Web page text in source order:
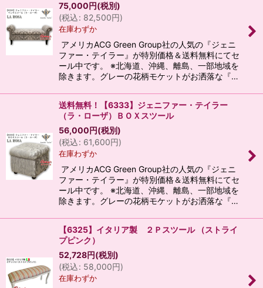
75,000円(税別)
(税込: 82,500円)
在庫わずか
アメリカACG Green Group社の人気の『ジェニ
ファー・テイラー』が特別価格＆送料無料にてセ
ール中です。 ※北海道、沖縄、離島、一部地域を
除きます。グレーの花柄モケットがお洒落な『…
送料無料！【6333】ジェニファー・テイラー
（ラ・ローザ）ＢＯＸスツール
56,000円(税別)
(税込: 61,600円)
在庫わずか
アメリカACG Green Group社の人気の『ジェニ
ファー・テイラー』が特別価格＆送料無料にてセ
ール中です。 ※北海道、沖縄、離島、一部地域を
除きます。グレーの花柄モケットがお洒落な『…
【6325】イタリア製 ２Ｐスツール （ストライ
プピンク）
52,728円(税別)
(税込: 58,000円)
在庫わずか